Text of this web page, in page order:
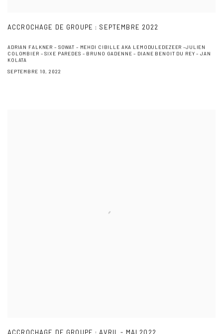
ACCROCHAGE DE GROUPE : SEPTEMBRE 2022
ADRIAN FALKNER – SOWAT – MEHDI CIBILLE AKA LEMODULEDEZEER –JULIEN
COLOMBIER – SIXE PAREDES – BRUNO GADENNE – DIANE BENOIT DU REY – JAN
KOLATA
SEPTEMBRE 10, 2022